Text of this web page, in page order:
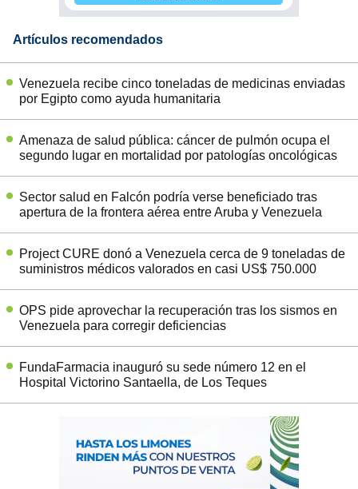
Artículos recomendados
Venezuela recibe cinco toneladas de medicinas enviadas
por Egipto como ayuda humanitaria
Amenaza de salud pública: cáncer de pulmón ocupa el
segundo lugar en mortalidad por patologías oncológicas
Sector salud en Falcón podría verse beneficiado tras
apertura de la frontera aérea entre Aruba y Venezuela
Project CURE donó a Venezuela cerca de 9 toneladas de
suministros médicos valorados en casi US$ 750.000
OPS pide aprovechar la recuperación tras los sismos en
Venezuela para corregir deficiencias
FundaFarmacia inauguró su sede número 12 en el
Hospital Victorino Santaella, de Los Teques